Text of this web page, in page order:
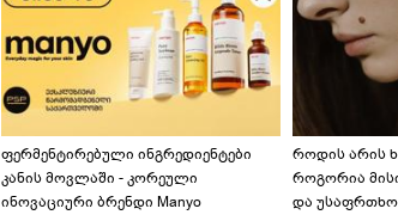
ფერმენტირებული ინგრედიენტები
კანის მოვლაში - კორეული
ინოვაციური ბრენდი Manyo
როდის არის
როგორია
და უსაფრთხო